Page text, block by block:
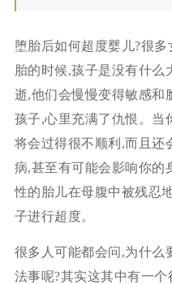
堕胎后如何超度婴儿?很
胎的时候,孩子是没有什
逝,他们会慢慢变得敏感和
孩子,心里充满了仇恨。当
将会过得很不顺利,而且还
病,甚至有可能会影响你的
性的胎儿在母腹中被残忍
子进行超度。
很多人可能都会问,为什么
法事呢?其实这其中有一